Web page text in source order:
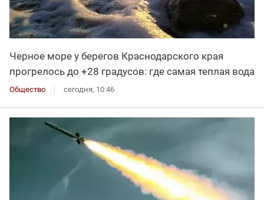
Черное море у берегов Краснодарского края
прогрелось до +28 градусов: где самая теплая вода
Общество сегодня, 10:46